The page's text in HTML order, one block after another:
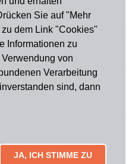
Sie auf "Mehr
dem Link "Cookies"
Informationen zu
von
Verarbeitung
sind, dann
JA, ICH STIMME ZU